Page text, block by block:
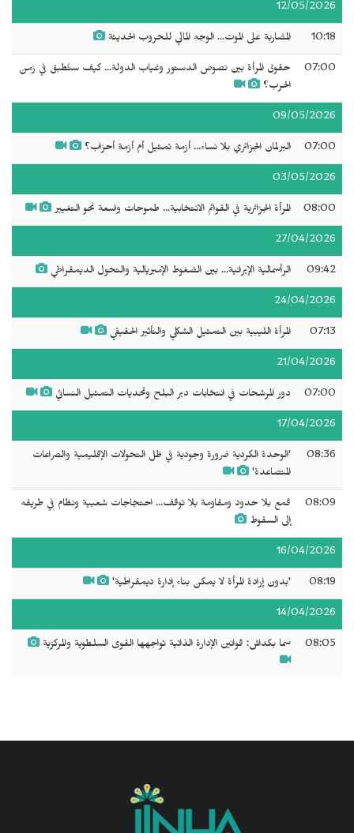
12/05/2026
10:18 المضاربة على الموت... الوجه المالي للحروب الحديثة
07:00
حقوق المرأة بين نصوص الدستور وغياب الدولة... كيف ستُطبق في زمن
الحرب؟
09/05/2026
07:00 البرلمان الجزائري بلا نساء... أزمة تمثيل أم أزمة أحزاب؟
03/05/2026
08:00 المرأة الجزائرية في القوائم الانتخابية... طموحات واسعة نحو التغيير
27/04/2026
09:42 الرأسمالية الإيرانية... بين الضغوط الإمبريالية والتحول الديمقراطي
24/04/2026
07:13 المرأة الليبية بين التمثيل الشكلي والتأثير الحقيقي
21/04/2026
07:00 دور المرشحات في انتخابات دير البلح وتحديات التمثيل النسائي
17/04/2026
08:36
'الوحدة الكردية ضرورة وجودية في ظل التحولات الإقليمية والصراعات
المتصاعدة'
08:09
قمع بلا حدود ومقاومة بلا توقف... احتجاجات شعبية ونظام في طريقه
إلى السقوط
16/04/2026
08:19 'بدون إرادة المرأة لا يمكن بناء إدارة ديمقراطية'
14/04/2026
08:05 سما بكداش: قوانين الإدارة الذاتية تواجهها القوى السلطوية والمركزية